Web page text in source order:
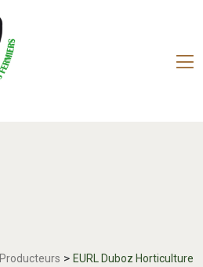
Producteurs > EURL Duboz Horticulture